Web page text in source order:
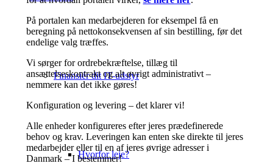
Finansiér dit IT-udstyr
Hvorfor leje?
På portalen kan medarbejderen for eksempel få en
beregning på nettokonsekvensen af sin bestilling, før det
endelige valg træffes.
Vi sørger for ordrebekræftelse, tillæg til
ansættelseskontrakt og alt øvrigt administrativt –
nemmere kan det ikke gøres!
Konfiguration og levering – det klarer vi!
Alle enheder konfigureres efter jeres prædefinerede
behov og krav. Leveringen kan enten ske direkte til jeres
medarbejder eller til en af jeres øvrige adresser i
Danmark – I bestemmer!